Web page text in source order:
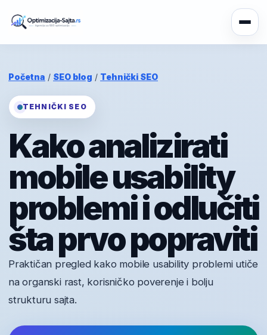
Početna / SEO blog / Tehnički SEO
TEHNIČKI SEO
Kako analizirati
mobile usability
problemi i odlučiti
šta prvo popraviti
Praktičan pregled kako mobile usability problemi utiče
na organski rast, korisničko poverenje i bolju
strukturu sajta.